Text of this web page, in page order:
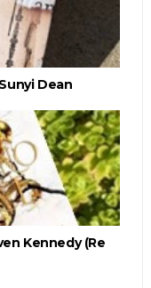
Dean
Kennedy (Re